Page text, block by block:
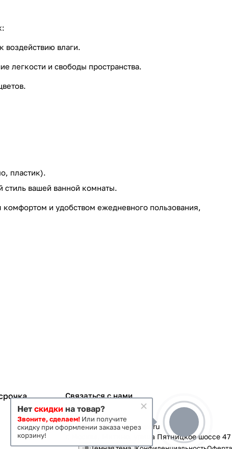
воздействию влаги.
легкости и свободы пространства.
пластик).
стиль вашей ванной комнаты.
и удобством ежедневного пользования,
Связаться с нами
+7 495 363-70-19
magazin-vanna@yandex.ru
г. Москва, Митино, улица Пятницкое шоссе 47
Нет скидки на товар?
Звоните, сделаем! Или получите
скидку при оформлении заказа через
корзину!